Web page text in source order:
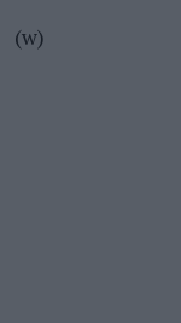
(w)